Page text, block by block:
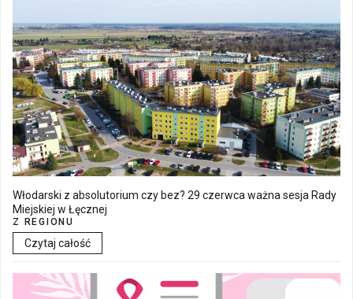
Włodarski z absolutorium czy bez? 29 czerwca ważna sesja Rady
Miejskiej w Łęcznej
Z REGIONU
Czytaj całość